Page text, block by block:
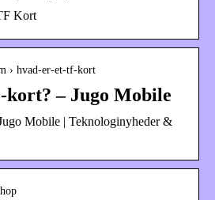
Kort
› hvad-er-et-tf-kort
kort? – Jugo Mobile
Mobile | Teknologinyheder &